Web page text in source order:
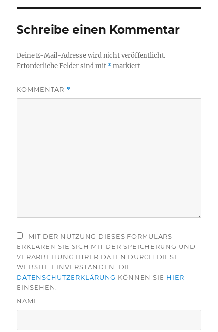
Schreibe einen Kommentar
Deine E-Mail-Adresse wird nicht veröffentlicht.
Erforderliche Felder sind mit *markiert
KOMMENTAR *
MIT DER NUTZUNG DIESES FORMULARS
ERKLÄREN SIE SICH MIT DER SPEICHERUNG UND
VERARBEITUNG IHRER DATEN DURCH DIESE
WEBSITE EINVERSTANDEN. DIE
DATENSCHUTZERKLÄRUNG KÖNNEN SIE HIER
EINSEHEN.
NAME